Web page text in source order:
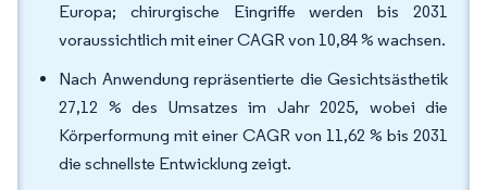
Europa; chirurgische Eingriffe werden bis 2031
voraussichtlich mit einer CAGR von 10,84 % wachsen.
Nach Anwendung repräsentierte die Gesichtsästhetik
27,12 % des Umsatzes im Jahr 2025, wobei die
Körperformung mit einer CAGR von 11,62 % bis 2031
die schnellste Entwicklung zeigt.